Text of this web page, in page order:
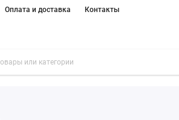
Оплата и доставка Контакты